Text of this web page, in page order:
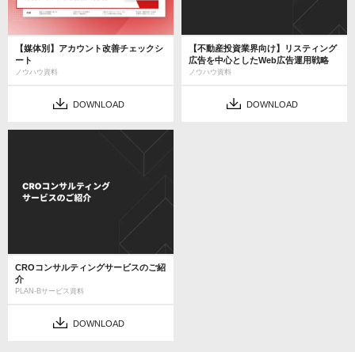
【媒体別】アカウント改善チェックシ
ート
ノウハウ資料
DOWNLOAD
【不動産投資業界向け】リスティング
広告を中心としたWeb広告運用戦略
ノウハウ資料
DOWNLOAD
CROコンサルティングサービスのご紹
介
PLAN-Bサービス資料
DOWNLOAD